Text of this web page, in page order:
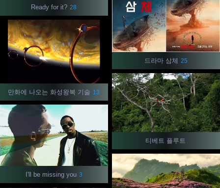
Ready for it? 28
드라마 삼체 25
만화에 나오는 화성왕복 기술 13
티베트 플루트
I'll be missing you 3